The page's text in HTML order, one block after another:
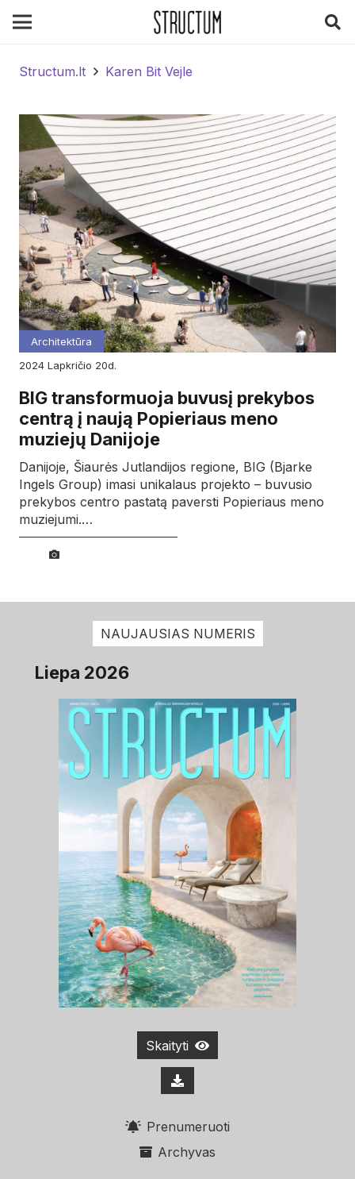
Structum.lt Karen Bit Vejle
Architektūra
2024
lapkričio 20d.
BIG transformuoja buvusį prekybos
centrą į naują Popieriaus meno
muziejų Danijoje
Danijoje, Šiaurės Jutlandijos regione, BIG (Bjarke
Ingels Group) imasi unikalaus projekto – buvusio
prekybos centro pastatą paversti Popieriaus meno
muziejumi.…
NAUJAUSIAS NUMERIS
Liepa 2026
Skaityti
Prenumeruoti
Archyvas